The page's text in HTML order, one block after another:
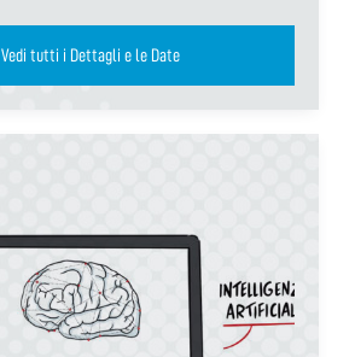
Vedi tutti i Dettagli e le Date